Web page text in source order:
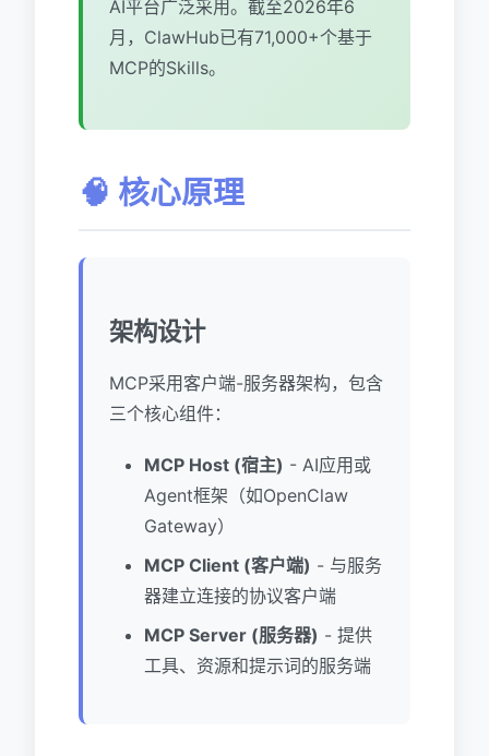
AI平台广泛采用。截至2026年6
月，ClawHub已有71,000+个基于
MCP的Skills。
🧠 核心原理
架构设计
MCP采用客户端-服务器架构，包含
三个核心组件：
MCP Host (宿主) - AI应用或
Agent框架（如OpenClaw
Gateway）
MCP Client (客户端) - 与服务
器建立连接的协议客户端
MCP Server (服务器) - 提供
工具、资源和提示词的服务端